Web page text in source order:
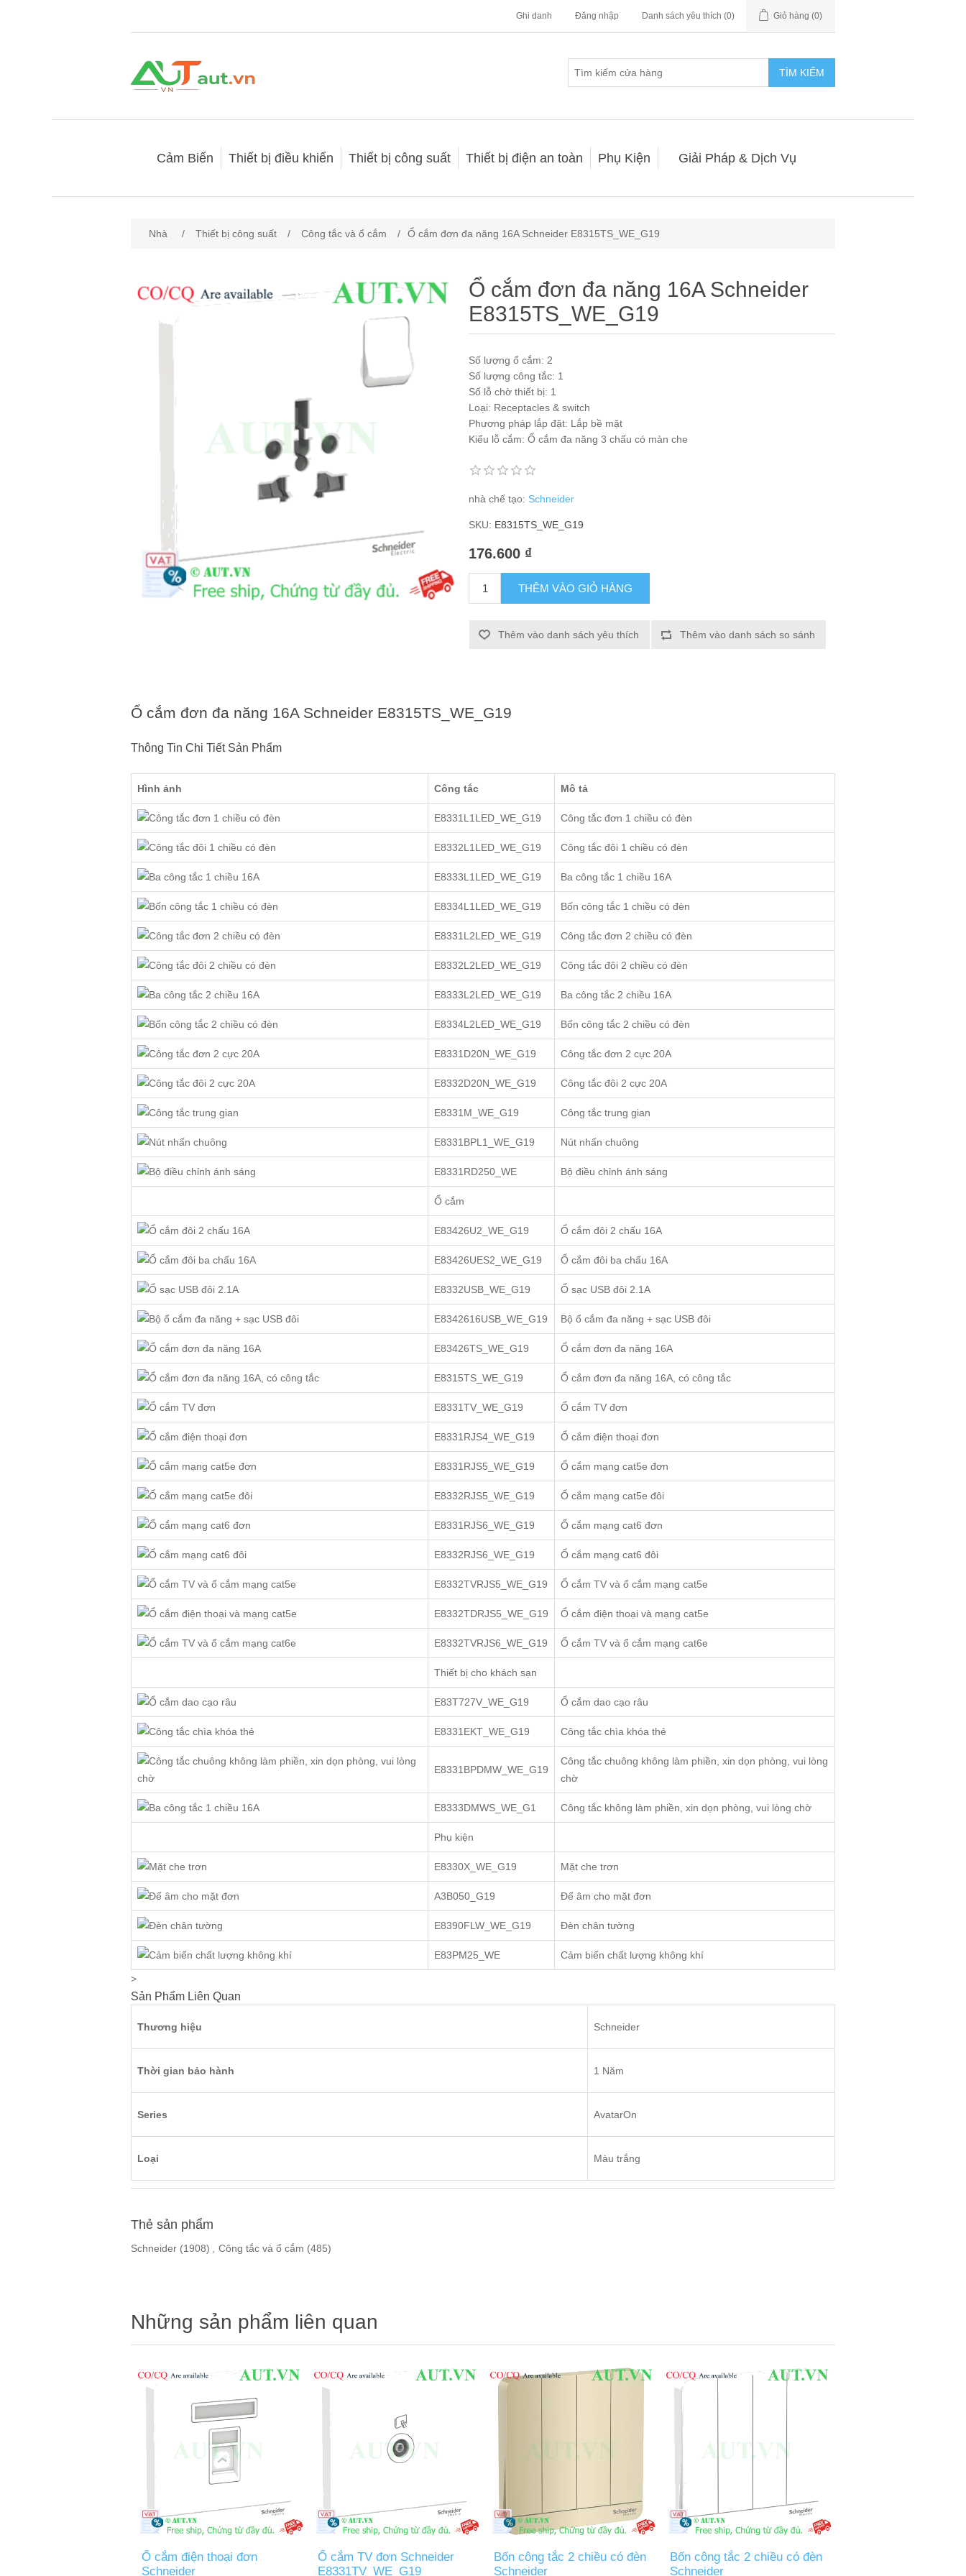
Ghi danh Đăng nhập Danh sách yêu thích (0) Giỏ hàng (0)
TÌM KIẾM
Cảm Biến Thiết bị điều khiển Thiết bị công suất Thiết bị điện an toàn Phụ Kiện Giải Pháp & Dịch Vụ
Nhà / Thiết bị công suất / Công tắc và ổ cắm / Ổ cắm đơn đa năng 16A Schneider E8315TS_WE_G19
Ổ cắm đơn đa năng 16A Schneider
E8315TS_WE_G19
Số lượng ổ cắm: 2
Số lượng công tắc: 1
Số lỗ chờ thiết bị: 1
Loại: Receptacles & switch
Phương pháp lắp đặt: Lắp bề mặt
Kiểu lỗ cắm: Ổ cắm đa năng 3 chấu có màn che
nhà chế tạo: Schneider
SKU: E8315TS_WE_G19
176.600 ₫
THÊM VÀO GIỎ HÀNG
Thêm vào danh sách yêu thích Thêm vào danh sách so sánh
Ổ cắm đơn đa năng 16A Schneider E8315TS_WE_G19
Thông Tin Chi Tiết Sản Phẩm
Hình ảnh Công tắc Mô tả
E8331L1LED_WE_G19 Công tắc đơn 1 chiều có đèn
E8332L1LED_WE_G19 Công tắc đôi 1 chiều có đèn
E8333L1LED_WE_G19 Ba công tắc 1 chiều 16A
E8334L1LED_WE_G19 Bốn công tắc 1 chiều có đèn
E8331L2LED_WE_G19 Công tắc đơn 2 chiều có đèn
E8332L2LED_WE_G19 Công tắc đôi 2 chiều có đèn
E8333L2LED_WE_G19 Ba công tắc 2 chiều 16A
E8334L2LED_WE_G19 Bốn công tắc 2 chiều có đèn
E8331D20N_WE_G19 Công tắc đơn 2 cực 20A
E8332D20N_WE_G19 Công tắc đôi 2 cực 20A
E8331M_WE_G19 Công tắc trung gian
E8331BPL1_WE_G19 Nút nhấn chuông
E8331RD250_WE Bộ điều chỉnh ánh sáng
Ổ cắm
E83426U2_WE_G19 Ổ cắm đôi 2 chấu 16A
E83426UES2_WE_G19 Ổ cắm đôi ba chấu 16A
E8332USB_WE_G19 Ổ sạc USB đôi 2.1A
E8342616USB_WE_G19 Bộ ổ cắm đa năng + sạc USB đôi
E83426TS_WE_G19 Ổ cắm đơn đa năng 16A
E8315TS_WE_G19 Ổ cắm đơn đa năng 16A, có công tắc
E8331TV_WE_G19 Ổ cắm TV đơn
E8331RJS4_WE_G19 Ổ cắm điện thoại đơn
E8331RJS5_WE_G19 Ổ cắm mạng cat5e đơn
E8332RJS5_WE_G19 Ổ cắm mạng cat5e đôi
E8331RJS6_WE_G19 Ổ cắm mạng cat6 đơn
E8332RJS6_WE_G19 Ổ cắm mạng cat6 đôi
E8332TVRJS5_WE_G19 Ổ cắm TV và ổ cắm mạng cat5e
E8332TDRJS5_WE_G19 Ổ cắm điện thoại và mạng cat5e
E8332TVRJS6_WE_G19 Ổ cắm TV và ổ cắm mạng cat6e
Thiết bị cho khách sạn
E83T727V_WE_G19 Ổ cắm dao cạo râu
E8331EKT_WE_G19 Công tắc chìa khóa thẻ
E8331BPDMW_WE_G19
Công tắc chuông không làm phiền, xin dọn phòng, vui lòng
chờ
E8333DMWS_WE_G1 Công tắc không làm phiền, xin dọn phòng, vui lòng chờ
Phụ kiện
E8330X_WE_G19 Mặt che trơn
A3B050_G19 Đế âm cho mặt đơn
E8390FLW_WE_G19 Đèn chân tường
E83PM25_WE Cảm biến chất lượng không khí
>
Sản Phẩm Liên Quan
Thương hiệu Schneider
Thời gian bảo hành 1 Năm
Series AvatarOn
Loại Màu trắng
Thẻ sản phẩm
Schneider (1908) , Công tắc và ổ cắm (485)
Những sản phẩm liên quan
Ổ cắm điện thoại đơn
Schneider
Ổ cắm TV đơn Schneider
E8331TV_WE_G19
Bốn công tắc 2 chiều có đèn
Schneider
Bốn công tắc 2 chiều có đèn
Schneider